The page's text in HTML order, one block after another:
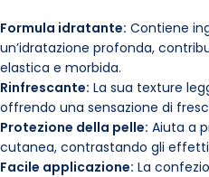
Formula idratante: Contiene
un’idratazione profonda,
elastica e morbida.
Rinfrescante: La sua texture
offrendo una sensazione di
Protezione della pelle: Aiuta a
cutanea, contrastando gli
Facile applicazione: La